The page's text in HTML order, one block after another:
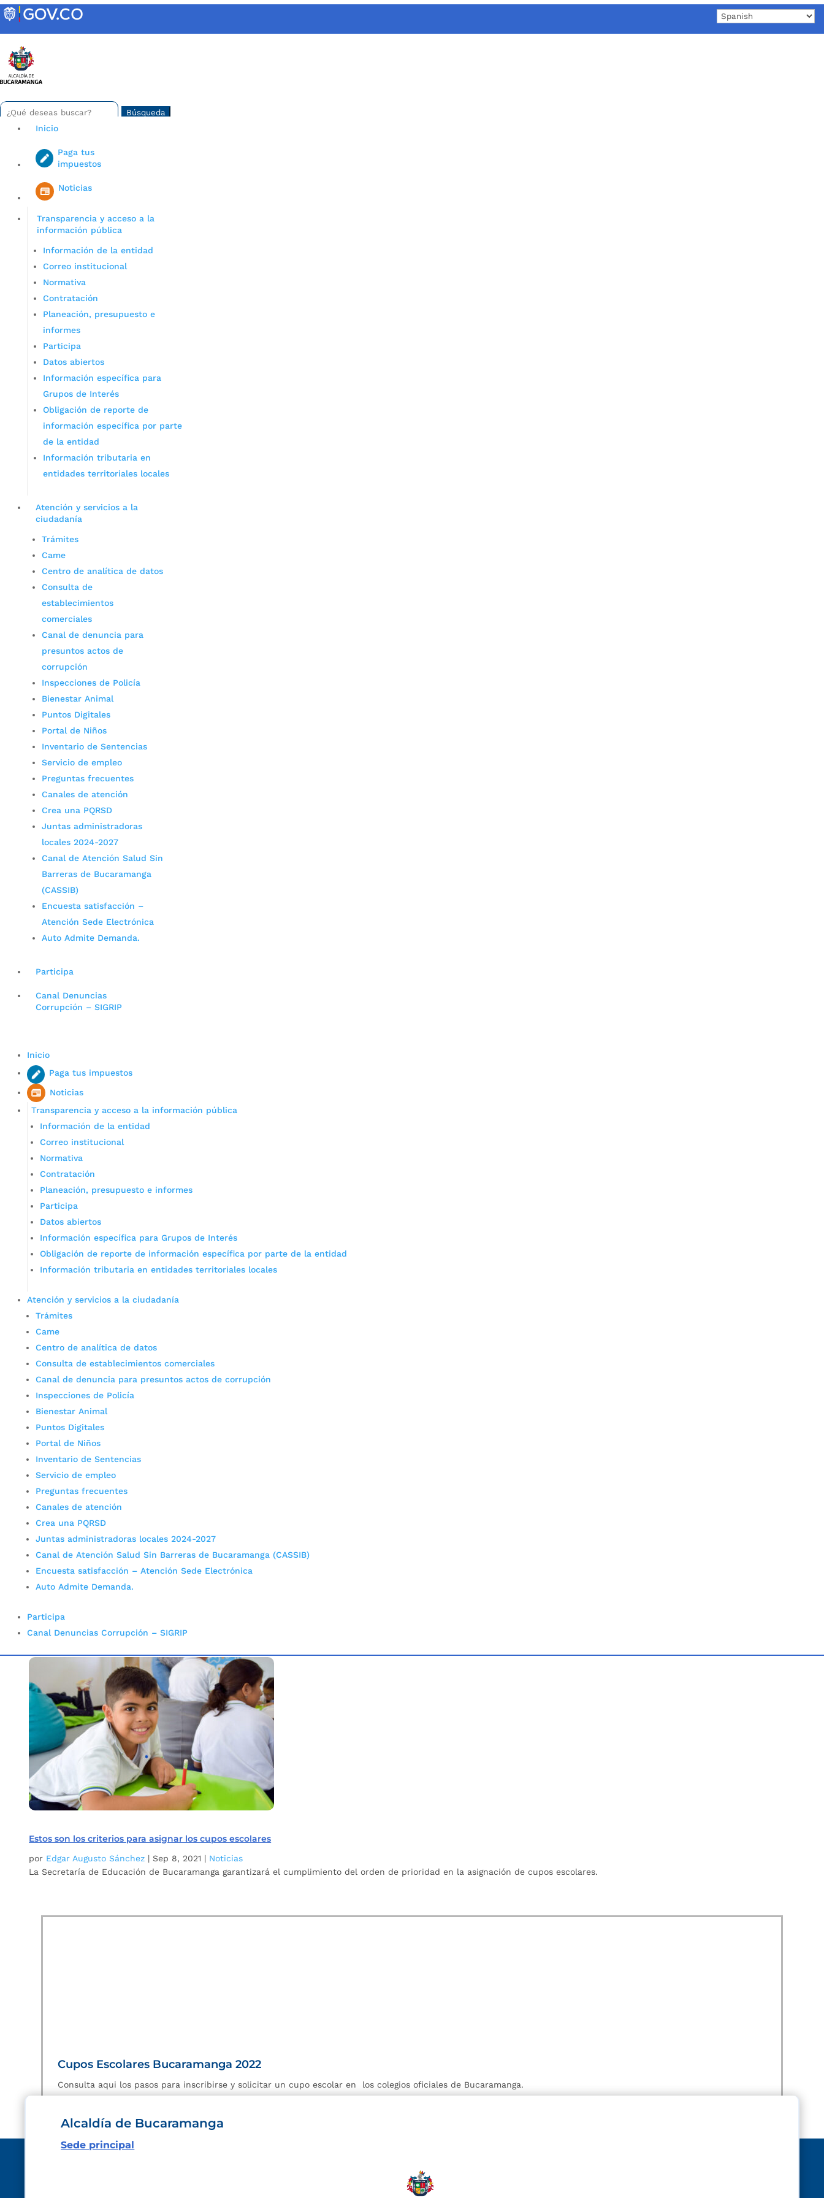
Skip
to
Buscar:
Search
for...
Iniciar sesión en gov co
Inicio
Paga tus
impuestos
Noticias
Transparencia y acceso a la
información pública
Información de la entidad
Correo institucional
Normativa
Contratación
Planeación, presupuesto e
informes
Participa
Datos abiertos
Información específica para
Grupos de Interés
Obligación de reporte de
información específica por parte
de la entidad
Información tributaria en
entidades territoriales locales
Atención y servicios a la
ciudadanía
Trámites
Came
Centro de analítica de datos
Consulta de
establecimientos
comerciales
Canal de denuncia para
presuntos actos de
corrupción
Inspecciones de Policía
Bienestar Animal
Puntos Digitales
Portal de Niños
Inventario de Sentencias
Servicio de empleo
Preguntas frecuentes
Canales de atención
Crea una PQRSD
Juntas administradoras
locales 2024-2027
Canal de Atención Salud Sin
Barreras de Bucaramanga
(CASSIB)
Encuesta satisfacción –
Atención Sede Electrónica
Auto Admite Demanda.
Participa
Canal Denuncias
Corrupción – SIGRIP
Inicio
Paga tus impuestos
Noticias
Transparencia y acceso a la información pública
Información de la entidad
Correo institucional
Normativa
Contratación
Planeación, presupuesto e informes
Participa
Datos abiertos
Información específica para Grupos de Interés
Obligación de reporte de información específica por parte de la entidad
Información tributaria en entidades territoriales locales
Atención y servicios a la ciudadanía
Trámites
Came
Centro de analítica de datos
Consulta de establecimientos comerciales
Canal de denuncia para presuntos actos de corrupción
Inspecciones de Policía
Bienestar Animal
Puntos Digitales
Portal de Niños
Inventario de Sentencias
Servicio de empleo
Preguntas frecuentes
Canales de atención
Crea una PQRSD
Juntas administradoras locales 2024-2027
Canal de Atención Salud Sin Barreras de Bucaramanga (CASSIB)
Encuesta satisfacción – Atención Sede Electrónica
Auto Admite Demanda.
Participa
Canal Denuncias Corrupción – SIGRIP
Etiqueta: criterio selección cupos
Estos son los criterios para asignar los cupos escolares
por Edgar Augusto Sánchez | Sep 8, 2021 | Noticias
La Secretaría de Educación de Bucaramanga garantizará el cumplimiento del orden de prioridad en la asignación de cupos escolares.
Cupos Escolares Bucaramanga 2022
Consulta aqui los pasos para inscribirse y solicitar un cupo escolar en los colegios oficiales de Bucaramanga.
Alcaldía de Bucaramanga
Sede principal